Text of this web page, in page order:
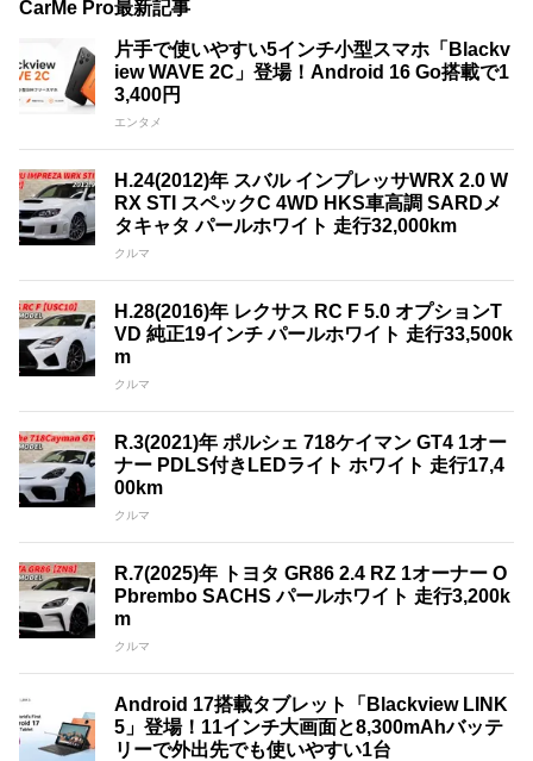
CarMe Pro最新記事
片手で使いやすい5インチ小型スマホ「Blackv
iew WAVE 2C」登場！Android 16 Go搭載で1
3,400円
エンタメ
H.24(2012)年 スバル インプレッサWRX 2.0 W
RX STI スペックC 4WD HKS車高調 SARDメ
タキャタ パールホワイト 走行32,000km
クルマ
H.28(2016)年 レクサス RC F 5.0 オプションT
VD 純正19インチ パールホワイト 走行33,500k
m
クルマ
R.3(2021)年 ポルシェ 718ケイマン GT4 1オー
ナー PDLS付きLEDライト ホワイト 走行17,4
00km
クルマ
R.7(2025)年 トヨタ GR86 2.4 RZ 1オーナー O
Pbrembo SACHS パールホワイト 走行3,200k
m
クルマ
Android 17搭載タブレット「Blackview LINK
5」登場！11インチ大画面と8,300mAhバッテ
リーで外出先でも使いやすい1台